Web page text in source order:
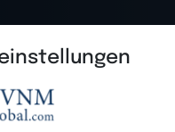
Über Uns